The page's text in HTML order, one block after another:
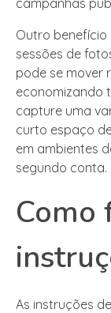
Outro
sessões de
pode se mover
economizando
capture uma
curto espaço
em ambientes
segundo conta.
Como
As instruções